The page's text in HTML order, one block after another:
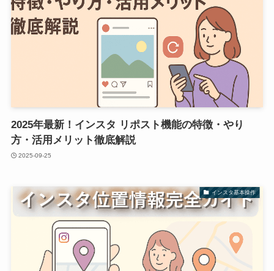
2025年最新！インスタ リポスト機能の特徴・やり
方・活用メリット徹底解説
2025-09-25
インスタ基本操作